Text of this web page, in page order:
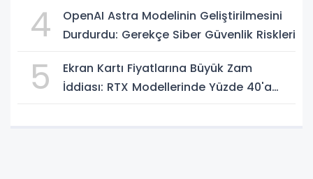
4
OpenAI Astra Modelinin Geliştirilmesini
Durdurdu: Gerekçe Siber Güvenlik Riskleri
5
Ekran Kartı Fiyatlarına Büyük Zam
İddiası: RTX Modellerinde Yüzde 40'a